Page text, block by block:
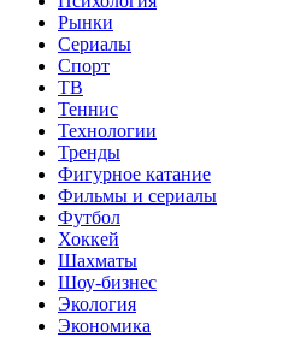
Рынки
Сериалы
Спорт
ТВ
Теннис
Технологии
Тренды
Фигурное катание
Фильмы и сериалы
Футбол
Хоккей
Шахматы
Шоу-бизнес
Экология
Экономика